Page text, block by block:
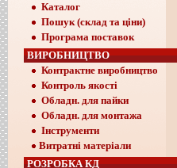
Каталог
Пошук (склад та ціни)
Програма поставок
ВИРОБНИЦТВО
Контрактне виробництво
Контроль якості
Обладн. для пайки
Обладн. для монтажа
Інструменти
Витратні матеріали
РОЗРОБКА КД